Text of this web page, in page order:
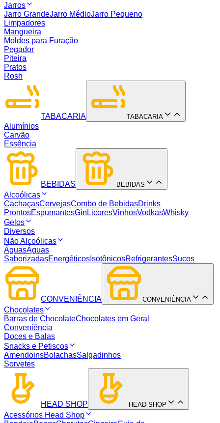
Jarros
Jarro GrandeJarro MédioJarro Pequeno
Limpadores
Mangueira
Moldes para Furação
Pegador
Piteira
Pratos
Rosh
TABACARIA TABACARIA
Alumínios
Carvão
Essência
BEBIDAS BEBIDAS
Alcoólicas
CachaçasCervejasCombo de BebidasDrinks
ProntosEspumantesGin LicoresVinhosVodkasWhisky
Gelos
Diversos
Não Alcoólicas
ÁguasÁguas
SaborizadasEnergéticos IsotônicosRefrigerantesSucos
CONVENIÊNCIA CONVENIÊNCIA
Chocolates
Barras de ChocolateChocolates em Geral
Conveniência
Doces e Balas
Snacks e Petiscos
AmendoinsBolachasSalgadinhos
Sorvetes
HEAD SHOP HEAD SHOP
Acessórios Head Shop